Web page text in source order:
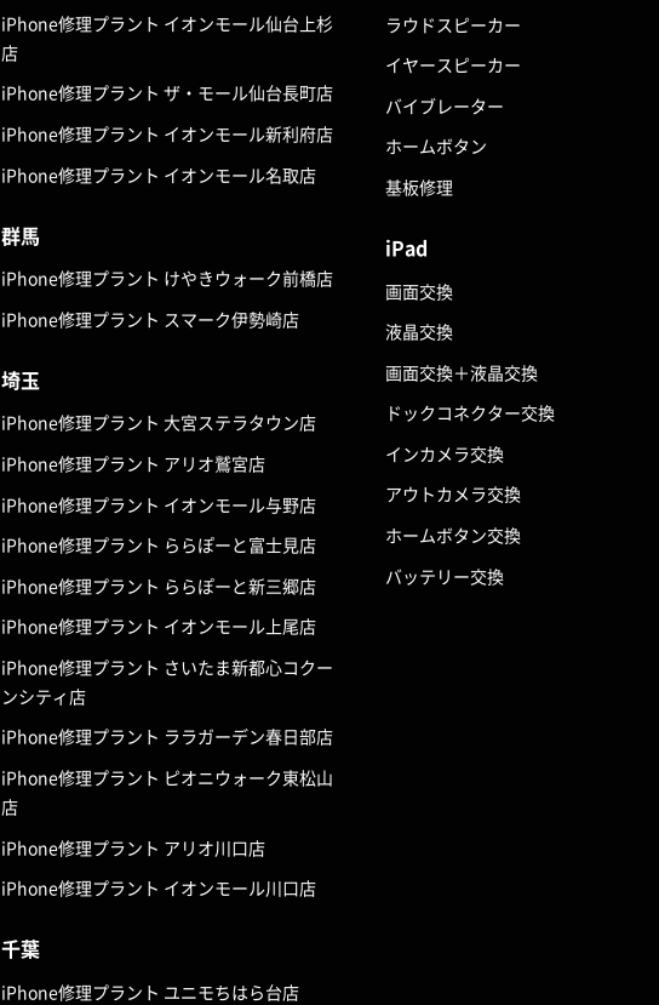
iPhone修理プラント イオンモール仙台上杉
店
iPhone修理プラント ザ・モール仙台長町店
iPhone修理プラント イオンモール新利府店
iPhone修理プラント イオンモール名取店
群馬
iPhone修理プラント けやきウォーク前橋店
iPhone修理プラント スマーク伊勢崎店
埼玉
iPhone修理プラント 大宮ステラタウン店
iPhone修理プラント アリオ鷲宮店
iPhone修理プラント イオンモール与野店
iPhone修理プラント ららぽーと富士見店
iPhone修理プラント ららぽーと新三郷店
iPhone修理プラント イオンモール上尾店
iPhone修理プラント さいたま新都心コクー
ンシティ店
iPhone修理プラント ララガーデン春日部店
iPhone修理プラント ピオニウォーク東松山
店
iPhone修理プラント アリオ川口店
iPhone修理プラント イオンモール川口店
千葉
iPhone修理プラント ユニモちはら台店
ラウドスピーカー
イヤースピーカー
バイブレーター
ホームボタン
基板修理
iPad
画面交換
液晶交換
画面交換＋液晶交換
ドックコネクター交換
インカメラ交換
アウトカメラ交換
ホームボタン交換
バッテリー交換